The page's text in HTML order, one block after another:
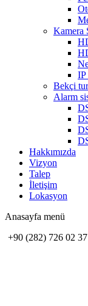
Kamera
IP
Bekçi
Alarm
Hakkımızda
Vizyon
Talep
İletişim
Lokasyon
Anasayfa menü
+90 (282) 726 02 37